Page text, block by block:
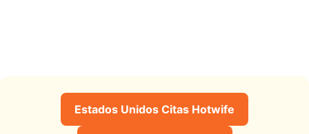
Estados Unidos Citas Hotwife